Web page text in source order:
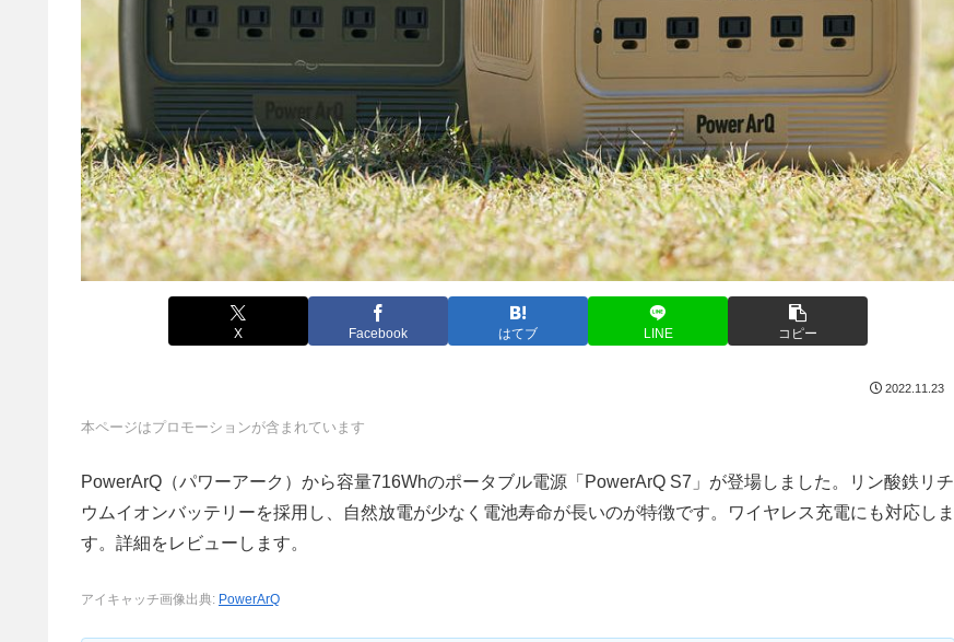
X Facebook はてブ LINE コピー
2022.11.23
本ページはプロモーションが含まれています
PowerArQ（パワーアーク）から容量716Whのポータブル電源「PowerArQ S7」が登場しました。リン酸鉄リチ
ウムイオンバッテリーを採用し、自然放電が少なく電池寿命が長いのが特徴です。ワイヤレス充電にも対応しま
す。詳細をレビューします。
アイキャッチ画像出典: PowerArQ